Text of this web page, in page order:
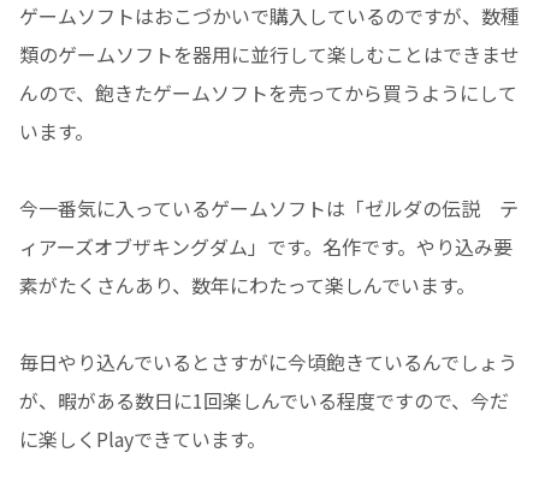
ゲームソフトはおこづかいで購入しているのですが、数種
類のゲームソフトを器用に並行して楽しむことはできませ
んので、飽きたゲームソフトを売ってから買うようにして
います。
今一番気に入っているゲームソフトは「ゼルダの伝説 テ
ィアーズオブザキングダム」です。名作です。やり込み要
素がたくさんあり、数年にわたって楽しんでいます。
毎日やり込んでいるとさすがに今頃飽きているんでしょう
が、暇がある数日に1回楽しんでいる程度ですので、今だ
に楽しくPlayできています。